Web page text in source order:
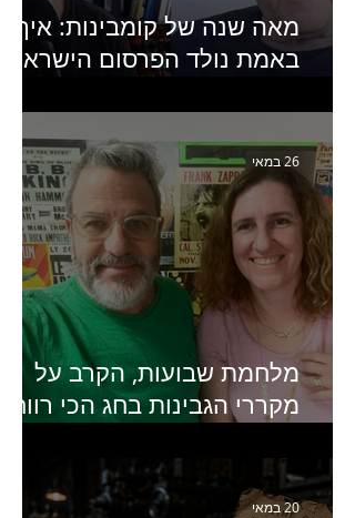
מאה שנה של קומבינות: איך
באמת נולד הפרסום
מחבר הספר "מסע פרסום:
פרקים בחיי הפרסום
מלחמת שבועות, הקרב על
מקררי הגבינות בחג הכי רווחי
סמנכ״לית השיווק והמכירות
של מחלבות גד
26 במאי
20 במאי